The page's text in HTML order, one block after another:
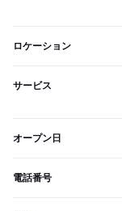
ロケーション
サービス
オープン日
電話番号